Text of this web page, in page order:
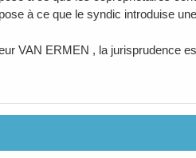
à ce que le syndic introduise
VAN ERMEN , la jurisprudence